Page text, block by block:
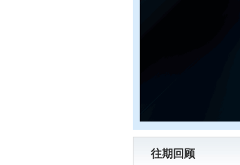
往期回顾